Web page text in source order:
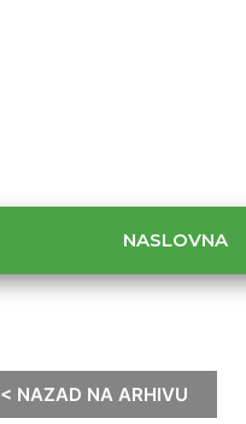
NASLOVNA
< NAZAD NA ARHIVU